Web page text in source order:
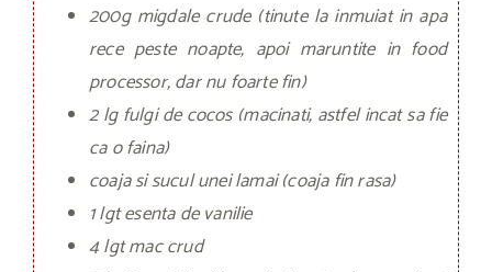
200g migdale crude (tinute la inmuiat in apa
rece peste noapte, apoi maruntite in food
processor, dar nu foarte fin)
2 lg fulgi de cocos (macinati, astfel incat sa fie
ca o faina)
coaja si sucul unei lamai (coaja fin rasa)
1 lgt esenta de vanilie
4 lgt mac crud